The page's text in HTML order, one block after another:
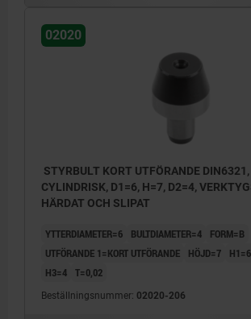
02020
STYRBULT KORT UTFÖRANDE
CYLINDRISK, D1=6, H=7, D2=4,
HÄRDAT OCH SLIPAT
YTTERDIAMETER=6 BULTDIAMETER=4
FORM=B
UTFÖRANDE 1=KORT UTFÖRANDE
HÖJD=7 H1=6
H3=4 T=0,02
Beställningsnummer: 02020-206